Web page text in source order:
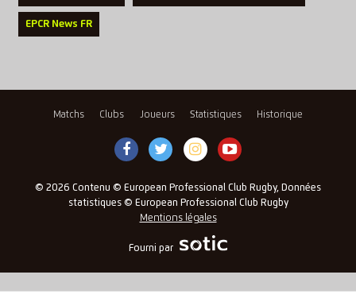
EPCR News FR
Matchs Clubs Joueurs Statistiques Historique
© 2026 Contenu © European Professional Club Rugby, Données
statistiques © European Professional Club Rugby
Mentions légales
Fourni par